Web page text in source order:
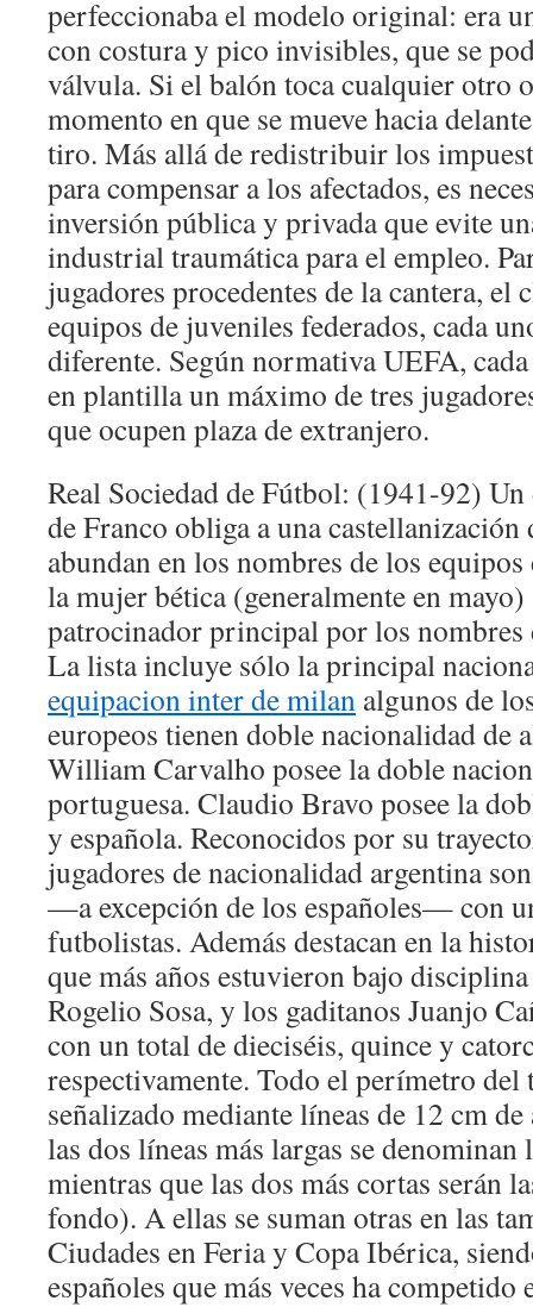
perfeccionaba el modelo original: era
con costura y pico invisibles, que se
válvula. Si el balón toca cualquier otro
momento en que se mueve hacia
tiro. Más allá de redistribuir los
para compensar a los afectados, es
inversión pública y privada que evite
industrial traumática para el empleo.
jugadores procedentes de la cantera, el
equipos de juveniles federados, cada
diferente. Según normativa UEFA,
en plantilla un máximo de tres
que ocupen plaza de extranjero.
Real Sociedad de Fútbol: (1941-92)
de Franco obliga a una
abundan en los nombres de los
la mujer bética (generalmente en
patrocinador principal por los nombres
La lista incluye sólo la principal
equipacion inter de milan algunos de
europeos tienen doble nacionalidad de
William Carvalho posee la doble
portuguesa. Claudio Bravo posee la
y española. Reconocidos por su
jugadores de nacionalidad argentina
—a excepción de los españoles— con
futbolistas. Además destacan en la
que más años estuvieron bajo
Rogelio Sosa, y los gaditanos Juanjo
con un total de dieciséis, quince y
respectivamente. Todo el perímetro del
señalizado mediante líneas de 12 cm
las dos líneas más largas se denominan
mientras que las dos más cortas serán
fondo). A ellas se suman otras en las
Ciudades en Feria y Copa Ibérica,
españoles que más veces ha competido